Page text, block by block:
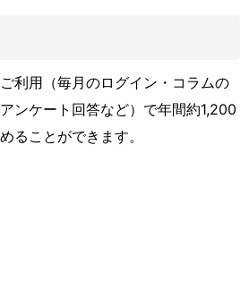
利用（毎月のログイン・コラムの
ンケート回答など）で年間約1,200
ることができます。